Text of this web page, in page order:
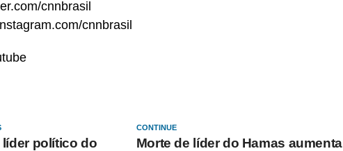
cnnbrasil
cnnbrasil
CONTINUE
Morte de líder do Hamas aumenta
líder político do